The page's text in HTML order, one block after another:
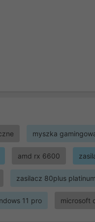
myszka
amd rx 6600
zasilacz 80plus platinum
11 pro microsoft